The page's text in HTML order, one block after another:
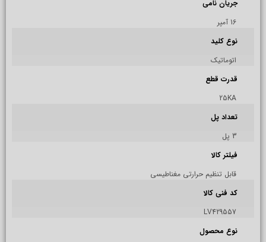
جریان نامی
16 آمپر
نوع کلید
اتوماتیک
قدرت قطع
25KA
تعداد پل
3 پل
فیلتر کالا
قابل تنظیم حرارتی مغناطیسی
کد فنی کالا
LV429557
نوع محصول